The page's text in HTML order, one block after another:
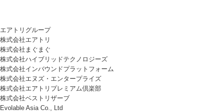
エアトリグループ
株式会社エアトリ
株式会社まぐまぐ
株式会社ハイブリッドテクノロジーズ
株式会社インバウンドプラットフォーム
株式会社エヌズ・エンタープライズ
株式会社エアトリプレミアム倶楽部
株式会社ベストリザーブ
Evolable Asia Co., Ltd